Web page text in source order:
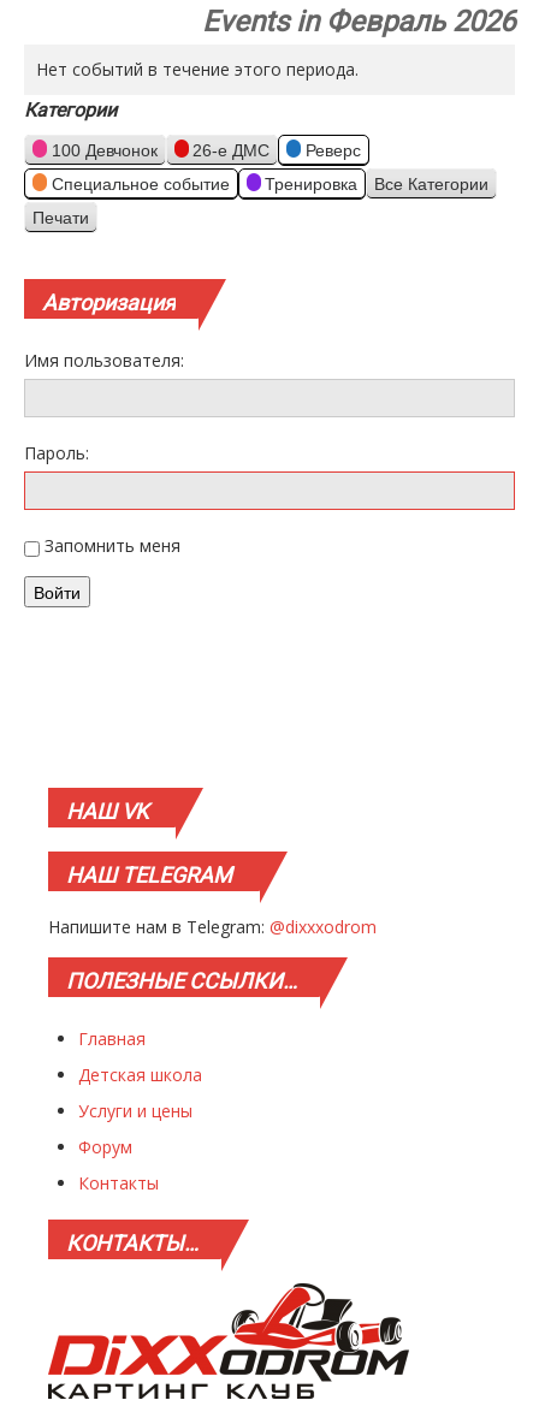
Events in Февраль 2026
Нет событий в течение этого периода.
Категории
100 Девчонок 26-е ДМС
Реверс
Специальное событие
Тренировка Все Категории
Просмотр
Печати
Авторизация
Имя пользователя:
Пароль:
Запомнить меня
Войти
НАШVK
НАШTELEGRAM
Напишите нам в Telegram: @dixxxodrom
ПОЛЕЗНЫЕССЫЛКИ…
Главная
Детская школа
Услуги и цены
Форум
Контакты
КОНТАКТЫ…